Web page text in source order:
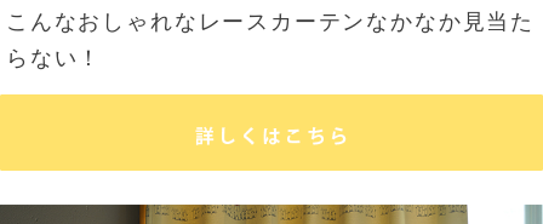
こんなおしゃれなレースカーテンなかなか見当た
らない！